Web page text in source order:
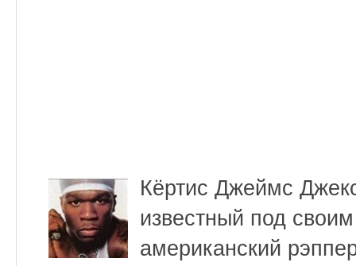
Кёртис Джеймс
известный под
американский